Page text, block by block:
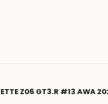
Z06 GT3.R #13 AWA